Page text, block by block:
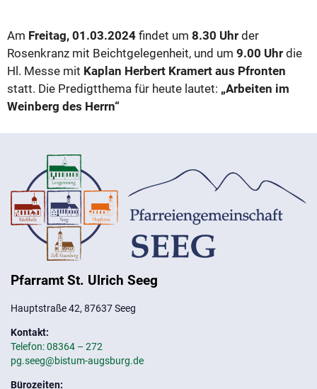
Am Freitag, 01.03.2024 findet um 8.30 Uhr der
Rosenkranz mit Beichtgelegenheit, und um 9.00 Uhr die
Hl. Messe mit Kaplan Herbert Kramert aus Pfronten
statt. Die Predigtthema für heute lautet: „Arbeiten im
Weinberg des Herrn“
Pfarramt St. Ulrich Seeg
Hauptstraße 42, 87637 Seeg
Kontakt:
Telefon: 08364 – 272
pg.seeg@bistum-augsburg.de
Bürozeiten: